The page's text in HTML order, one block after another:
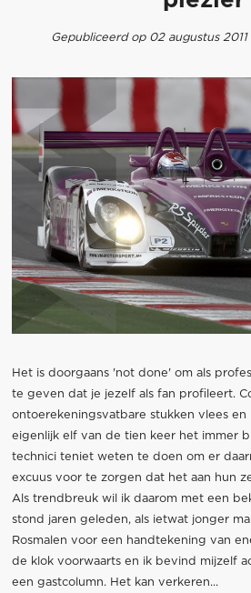
Gepubliceerd op 02 augustus
Het is doorgaans 'not done' om als
te geven dat je jezelf als fan profileert.
ontoerekeningsvatbare stukken vlees
eigenlijk elf van de tien keer het immer
technici teniet weten te doen om er
excuus voor te zorgen dat het aan hun
Als trendbreuk wil ik daarom met een
stond jaren geleden, als ietwat jonger
Rosmalen voor een handtekening van
de klok voorwaarts en ik bevind mijzelf
een gastcolumn. Het kan verkeren...